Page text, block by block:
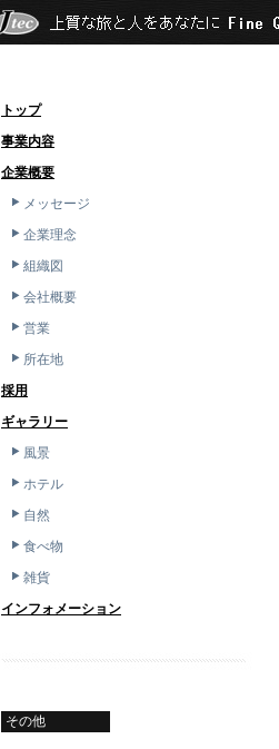
トップ
事業内容
企業概要
メッセージ
企業理念
組織図
会社概要
営業
所在地
採用
ギャラリー
風景
ホテル
自然
食べ物
雑貨
インフォメーション
その他